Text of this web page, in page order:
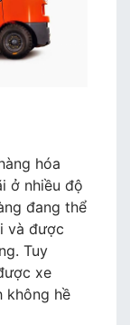
hóa
ở nhiều độ
đang thể
và được
Tuy
xe
không hề